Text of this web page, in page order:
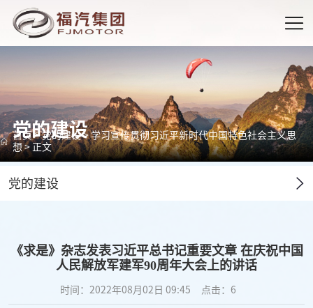
党的建设
首页>党的建设>学习宣传贯彻习近平新时代中国特色社会主义思
想> 正文
党的建设
《求是》杂志发表习近平总书记重要文章 在庆祝中国
人民解放军建军90周年大会上的讲话
时间：2022年08月02日 09:45 点击： 6